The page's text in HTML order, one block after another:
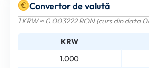
Convertor de valută
1 KRW ≈ 0.003222 RON (curs din data
KRW
1.000